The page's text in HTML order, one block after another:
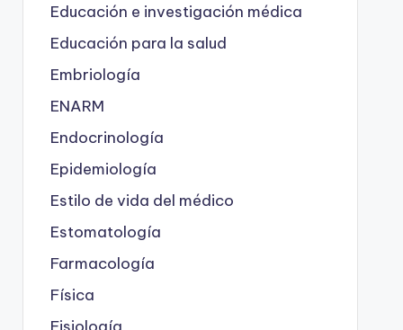
Educación e investigación médica
Educación para la salud
Embriología
ENARM
Endocrinología
Epidemiología
Estilo de vida del médico
Estomatología
Farmacología
Física